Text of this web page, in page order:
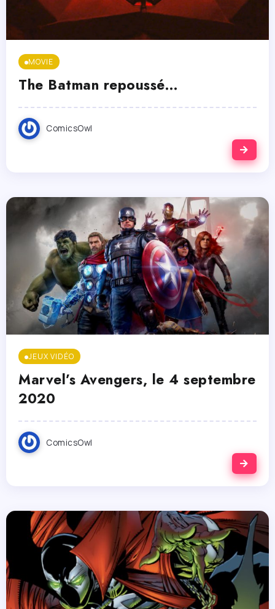
MOVIE
The Batman repoussé…
ComicsOwl
JEUX VIDÉO
Marvel’s Avengers, le 4 septembre
2020
ComicsOwl